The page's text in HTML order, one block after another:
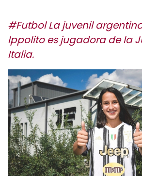
#Futbol La juvenil
Ippolito es jugadora de la
Italia.